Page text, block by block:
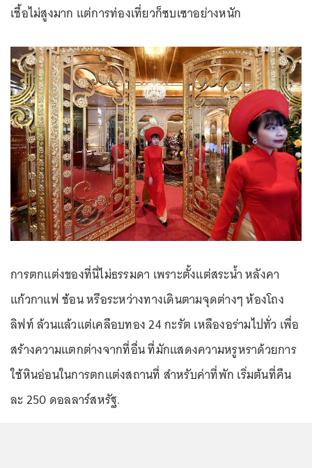
เชื้อไม่สูงมาก แต่การท่องเที่ยวก็ซบเซาอย่างหนัก
การตกแต่งของที่นี่ไม่ธรรมดา เพราะตั้งแต่สระน้ำ หลังคา
แก้วกาแฟ ช้อน หรือระหว่างทางเดินตามจุดต่างๆ ห้องโถง
ลิฟท์ ล้วนแล้วแต่เคลือบทอง 24 กะรัต เหลืองอร่ามไปทั่ว เพื่อ
สร้างความแตกต่างจากที่อื่น ที่มักแสดงความหรูหราด้วยการ
ใช้หินอ่อนในการตกแต่งสถานที่ สำหรับค่าที่พัก เริ่มต้นที่คืน
ละ 250 ดอลลาร์สหรัฐ.